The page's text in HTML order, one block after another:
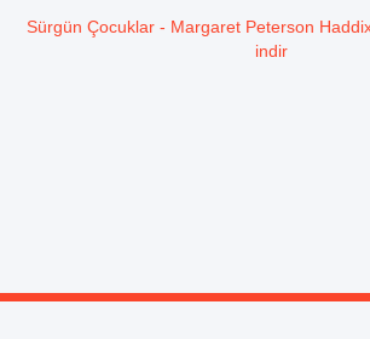
Sürgün Çocuklar - Margaret Peterson
indir